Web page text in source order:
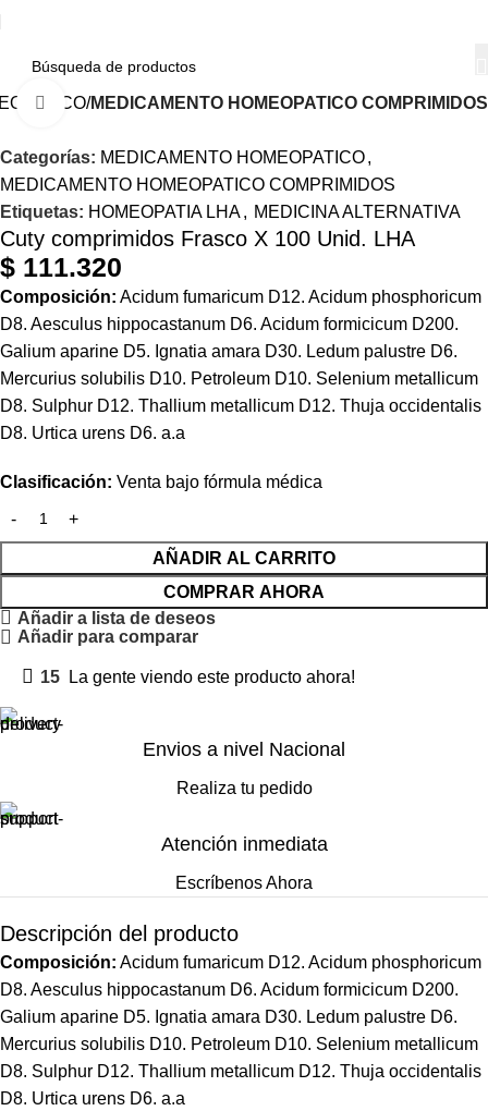
MEDICAMENTO HOMEOPATICO COMPRIMIDOS
Haga Click para agrandar
Categorías: MEDICAMENTO HOMEOPATICO,
MEDICAMENTO HOMEOPATICO COMPRIMIDOS
Etiquetas: HOMEOPATIA LHA, MEDICINA ALTERNATIVA
Cuty comprimidos Frasco X 100 Unid. LHA
$ 111.320
Composición: Acidum fumaricum D12. Acidum phosphoricum
D8. Aesculus hippocastanum D6. Acidum formicicum D200.
Galium aparine D5. Ignatia amara D30. Ledum palustre D6.
Mercurius solubilis D10. Petroleum D10. Selenium metallicum
D8. Sulphur D12. Thallium metallicum D12. Thuja occidentalis
D8. Urtica urens D6. a.a
Clasificación: Venta bajo fórmula médica
AÑADIR AL CARRITO
COMPRAR AHORA
Añadir a lista de deseos
Añadir para comparar
15 La gente viendo este producto ahora!
Envios a nivel Nacional
Realiza tu pedido
Atención inmediata
Escríbenos Ahora
Descripción del producto
Composición: Acidum fumaricum D12. Acidum phosphoricum
D8. Aesculus hippocastanum D6. Acidum formicicum D200.
Galium aparine D5. Ignatia amara D30. Ledum palustre D6.
Mercurius solubilis D10. Petroleum D10. Selenium metallicum
D8. Sulphur D12. Thallium metallicum D12. Thuja occidentalis
D8. Urtica urens D6. a.a